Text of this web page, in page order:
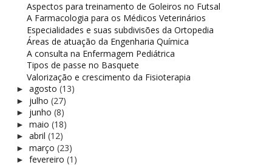
Aspectos para treinamento de Goleiros no Futsal
A Farmacologia para os Médicos Veterinários
Especialidades e suas subdivisões da Ortopedia
Áreas de atuação da Engenharia Química
A consulta na Enfermagem Pediátrica
Tipos de passe no Basquete
Valorização e crescimento da Fisioterapia
► agosto (13)
► julho (27)
► junho (8)
► maio (18)
► abril (12)
► março (23)
► fevereiro (1)